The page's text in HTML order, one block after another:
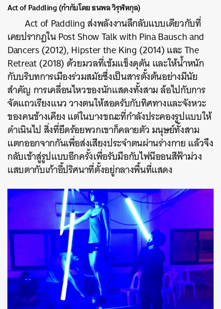
Act of Paddling (กำกับโดย ธนพล วิรุฬหกุล)
Act of Paddling ส่งพลังงานลึกลับแบบเดียวกับที่
เคยปรากฏใน Post Show Talk with Pina Bausch and
Dancers (2012), Hipster the King (2014) และ The
Retreat (2018) ด้วยมวลที่เข้มแข็งดุดัน และให้น้ำหนัก
กับบริบทการเมืองร่วมสมัยซึ่งเป็นสารตั้งต้นอย่างมีนัย
สำคัญ การเคลื่อนไหวของนักแสดงทั้งสาม ล้อไปกับการ
จัดแถวเรียงแนว วางตนให้สอดรับกับทิศทางและจังหวะ
ของคนข้างเคียง แต่ในบางขณะที่กำลังประคองรูปแบบให้
ดำเนินไป สิ่งที่ยึดร้อยพวกเขาก็คลายตัว มนุษย์ทั้งสาม
แตกออกจากกันเพื่อส่งเสียงประจำตนผ่านร่างกาย แล้วจึง
กลับเข้าสู่รูปแบบอีกครั้งเพื่อรับมือกับไฟนีออนสีฟ้าม่วง
แสบตากับเก้าอี้ปริศนาที่ตั้งอยู่กลางพื้นที่แสดง